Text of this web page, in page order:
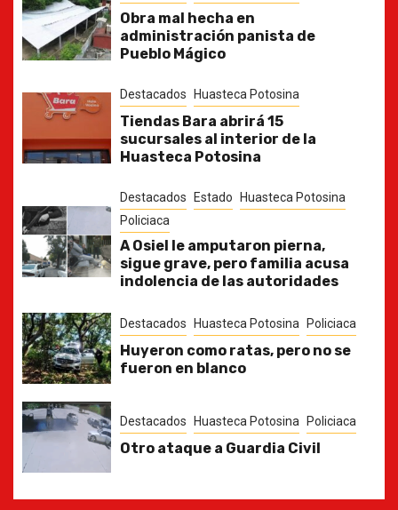
Obra mal hecha en
administración panista de
Pueblo Mágico
Destacados Huasteca Potosina
Tiendas Bara abrirá 15
sucursales al interior de la
Huasteca Potosina
Destacados Estado
Huasteca Potosina
Policiaca
A Osiel le amputaron pierna,
sigue grave, pero familia acusa
indolencia de las autoridades
Destacados Huasteca Potosina Policiaca
Huyeron como ratas, pero no se
fueron en blanco
Destacados Huasteca Potosina Policiaca
Otro ataque a Guardia Civil